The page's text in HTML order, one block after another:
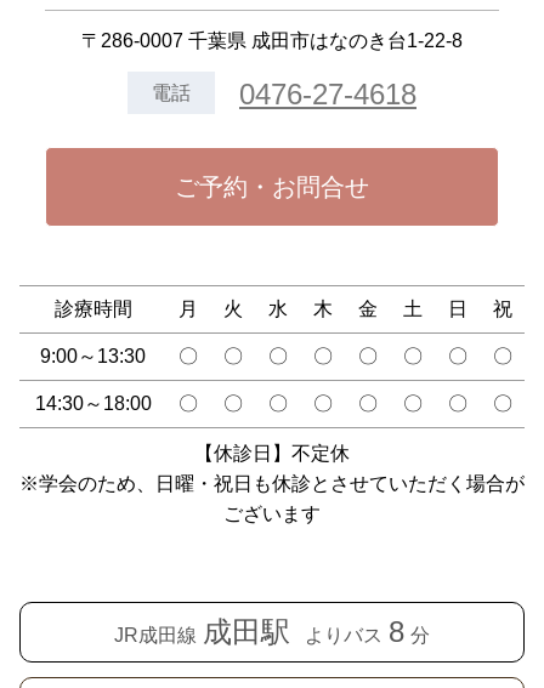
〒286-0007 千葉県 成田市はなのき台1-22-8
電話 0476-27-4618
ご予約・お問合せ
診療時間 月 火 水 木 金 土 日 祝
9:00～13:30 〇 〇 〇 〇 〇 〇 〇 〇
14:30～18:00 〇 〇 〇 〇 〇 〇 〇 〇
【休診日】不定休
※学会のため、日曜・祝日も休診とさせていただく場合が
ございます
JR成田線 成田駅 よりバス 8 分